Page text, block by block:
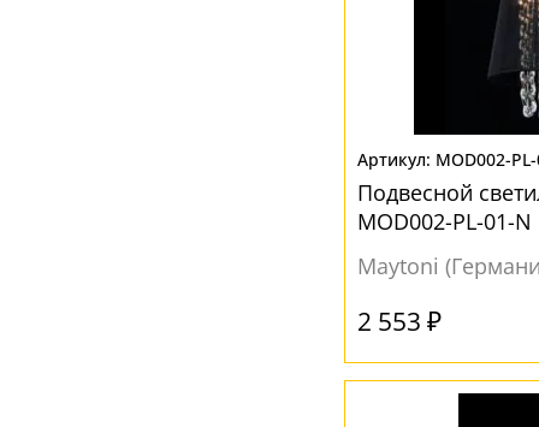
MOD002-
Подвесной
MOD002-PL-01-N
Maytoni
2 553 ₽